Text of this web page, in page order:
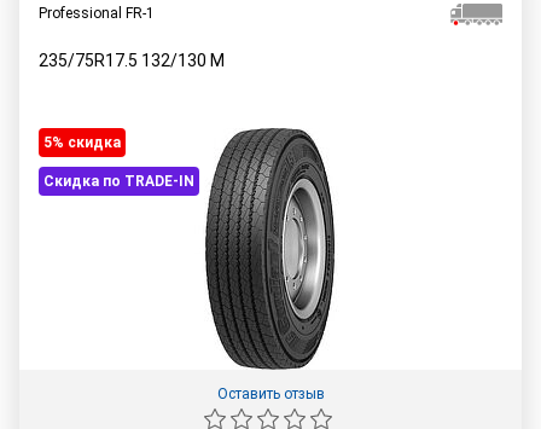
Professional FR-1
235/75R17.5 132/130 M
5% cкидка
Скидка по TRADE-IN
Оставить отзыв